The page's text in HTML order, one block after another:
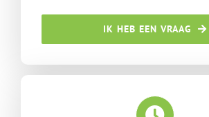
IK HEB EEN VRAAG